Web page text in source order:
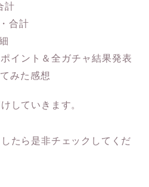
計
合計
イント＆全ガチャ結果発表
みた感想
していきます。
たら是非チェックしてくだ